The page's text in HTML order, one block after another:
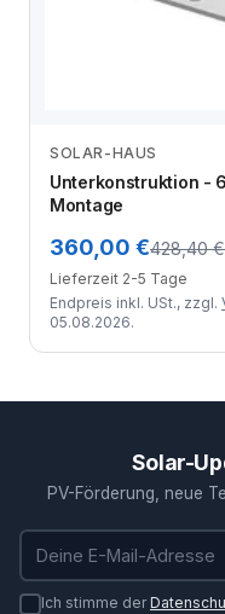
SOLAR-HAUS
Unterkonstruktion -
Montage
360,00 €428,40 €
Lieferzeit 2-5 Tage
Endpreis inkl. USt., zzgl.
05.08.2026.
Solar-
PV-Förderung, neue
E-Mail-Adresse
Ich stimme der